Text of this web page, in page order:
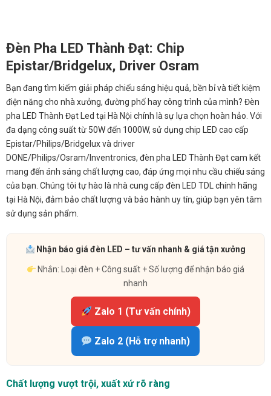
Đèn Pha LED Thành Đạt: Chip
Epistar/Bridgelux, Driver Osram
Bạn đang tìm kiếm giải pháp chiếu sáng hiệu quả, bền bỉ và tiết kiệm
điện năng cho nhà xưởng, đường phố hay công trình của mình? Đèn
pha LED Thành Đạt Led tại Hà Nội chính là sự lựa chọn hoàn hảo. Với
đa dạng công suất từ 50W đến 1000W, sử dụng chip LED cao cấp
Epistar/Philips/Bridgelux và driver
DONE/Philips/Osram/Inventronics, đèn pha LED Thành Đạt cam kết
mang đến ánh sáng chất lượng cao, đáp ứng mọi nhu cầu chiếu sáng
của bạn. Chúng tôi tự hào là nhà cung cấp đèn LED TDL chính hãng
tại Hà Nội, đảm bảo chất lượng và bảo hành uy tín, giúp bạn yên tâm
sử dụng sản phẩm.
Nhận báo giá đèn LED – tư vấn nhanh & giá tận xưởng
Nhắn: Loại đèn + Công suất + Số lượng để nhận báo giá
nhanh
Zalo 1 (Tư vấn chính)
Zalo 2 (Hỗ trợ nhanh)
Chất lượng vượt trội, xuất xứ rõ ràng